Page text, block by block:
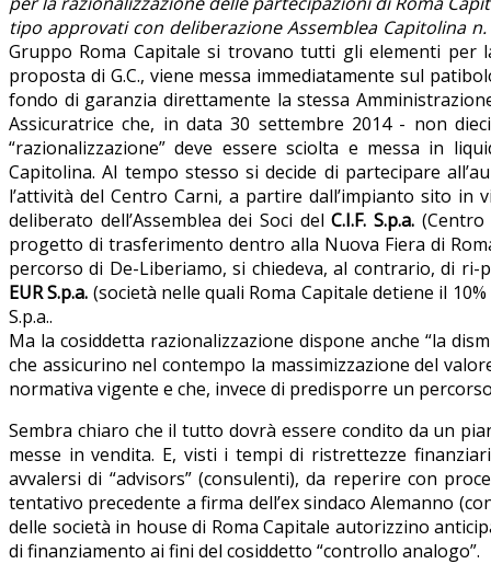
tipo approvati con deliberazione Assemblea Capitolina n.
Gruppo Roma Capitale si trovano tutti gli elementi
proposta di G.C., viene messa immediatamente sul
fondo di garanzia direttamente la stessa
Assicuratrice che, in data 30 settembre 2014 - non
“razionalizzazione” deve essere sciolta e messa in
Capitolina. Al tempo stesso si decide di partecipare
l’attività del Centro Carni, a partire dall’impianto sito
deliberato dell’Assemblea dei Soci delC.I.F. S.p.a.
progetto di trasferimento dentro alla Nuova Fiera di
percorso di De-Liberiamo, si chiedeva, al contrario, di
EUR S.p.a. (società nelle quali Roma Capitale detiene il
S.p.a..
Ma la cosiddetta razionalizzazione dispone anche “la
che assicurino nel contempo la massimizzazione del
normativa vigente e che, invece di predisporre un
Sembra chiaro che il tutto dovrà essere condito da un
messe in vendita. E, visti i tempi di ristrettezze
avvalersi di “advisors” (consulenti), da reperire con
tentativo precedente a firma dell’ex sindaco Alemanno
delle società in house di Roma Capitale autorizzino
di finanziamento ai fini del cosiddetto “controllo analogo”.